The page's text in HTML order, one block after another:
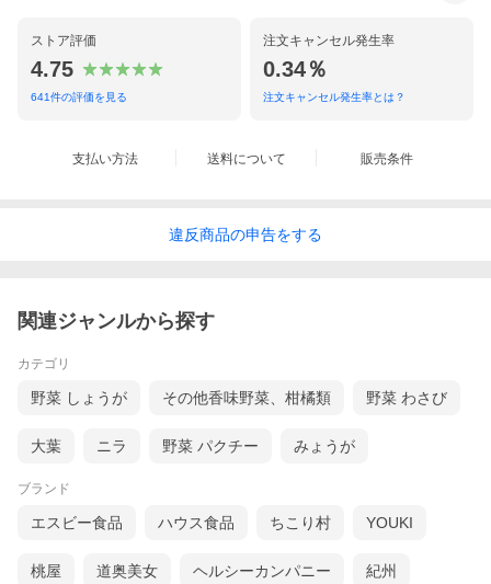
毎年収穫期の数日間しか流通しないという極上生にんにく！店頭
に並ぶにんにくは発芽抑制のため乾燥処理を施しているのです
が、生にんにくは畑から掘りたてそのままをお届けいたします！
乾燥処理を施さないので、みずみずしさや風味もケタ違い！！！
ぜひこの機会にお楽しみください♪
生にんにくは鮮度が命！収穫後速やかに長い茎部分の切り取りと
します。
ストア評価
4.75
641件の評価を見る
注文キャンセル発生率
0.34％
注文キャンセル発生率とは？
支払い方法 送料について 販売条件
違反商品の申告をする
関連ジャンルから探す
カテゴリ
野菜 しょうが その他香味野菜、柑橘類 野菜 わさび
大葉 ニラ 野菜 パクチー みょうが
ブランド
エスビー食品 ハウス食品 ちこり村 YOUKI
桃屋 道奥美女 ヘルシーカンパニー 紀州